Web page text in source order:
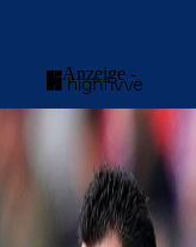
- Anzeige -